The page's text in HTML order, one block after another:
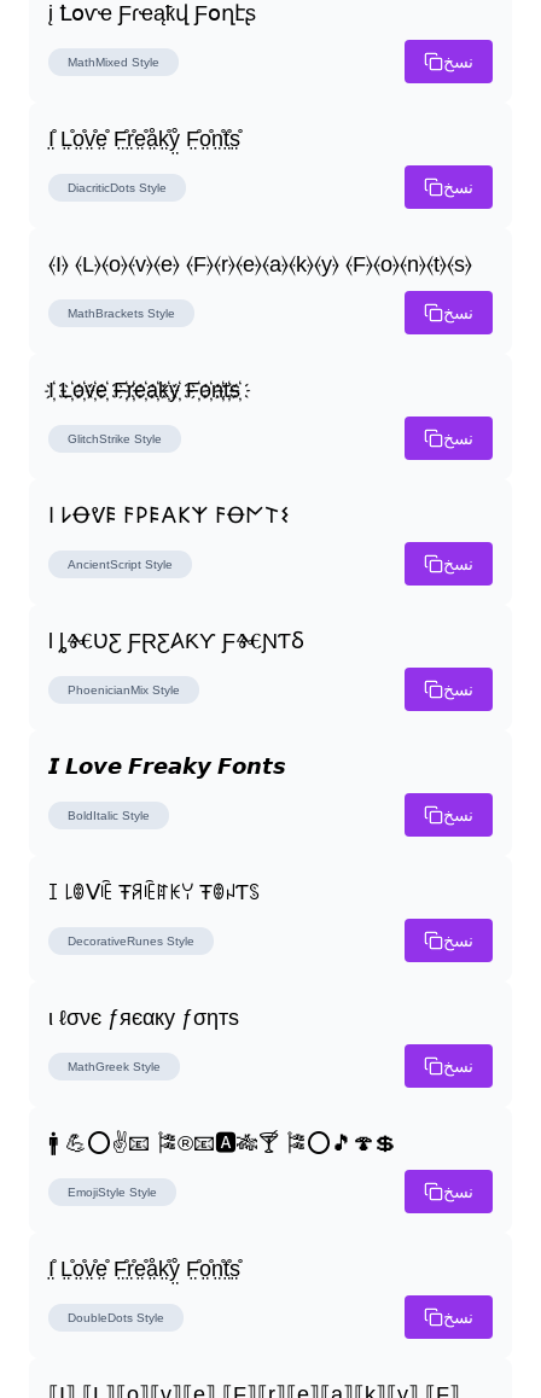
į Ꝉօѵҽ Ƒɾҽąҟվ Ƒօղէʂ
MathMixed Style نسخ
I̤̊ L̤̊o̤̊v̤̊e̤̊ F̤̊r̤̊e̤̊å̤k̤̊ẙ̤ F̤̊o̤̊n̤̊t̤̊s̤̊
DiacriticDots Style نسخ
⦑I⦒ ⦑L⦒⦑o⦒⦑v⦒⦑e⦒ ⦑F⦒⦑r⦒⦑e⦒⦑a⦒⦑k⦒⦑y⦒ ⦑F⦒⦑o⦒⦑n⦒⦑t⦒⦑s⦒
MathBrackets Style نسخ
I҉ L҉o҉v҉e҉ F҉r҉e҉a҉k҉y҉ F҉o҉n҉t҉s҉
GlitchStrike Style نسخ
𐌉 𐌋Ꝋᕓ𐌄 𐌅𐌓𐌄𐌀𐌊𐌙 𐌅Ꝋ𐌍𐌕𐌔
AncientScript Style نسخ
Ɩ ȴⰩƲƸ ƑⱤƸ𐤠ƘƳ ƑⰩƝƬⳜ
PhoenicianMix Style نسخ
𝙄 𝙇𝙤𝙫𝙚 𝙁𝙧𝙚𝙖𝙠𝙮 𝙁𝙤𝙣𝙩𝙨
BoldItalic Style نسخ
ꀤ ꒒ꂦᐯꍟ Ŧꋪꍟꍏꀘꌩ ŦꂦꈤƬꌗ
DecorativeRunes Style نسخ
ι ℓσνє ƒяєαку ƒσηтѕ
MathGreek Style نسخ
🚹 💪⭕✌📧 🎏®📧🅰🎋🍸 🎏⭕🎵🍄💲
EmojiStyle Style نسخ
I̤̊ L̤̊o̤̊v̤̊e̤̊ F̤̊r̤̊e̤̊å̤k̤̊ẙ̤ F̤̊o̤̊n̤̊t̤̊s̤̊
DoubleDots Style نسخ